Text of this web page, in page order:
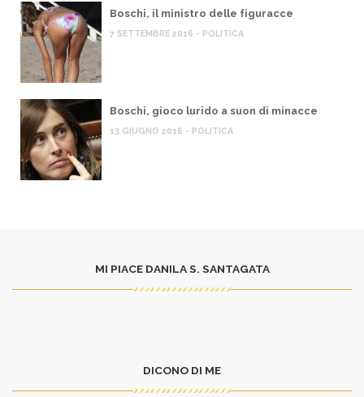
Boschi, il ministro delle figuracce
7 SETTEMBRE 2016 - POLITICA
Boschi, gioco lurido a suon di minacce
13 GIUGNO 2016 - POLITICA
MI PIACE DANILA S. SANTAGATA
DICONO DI ME